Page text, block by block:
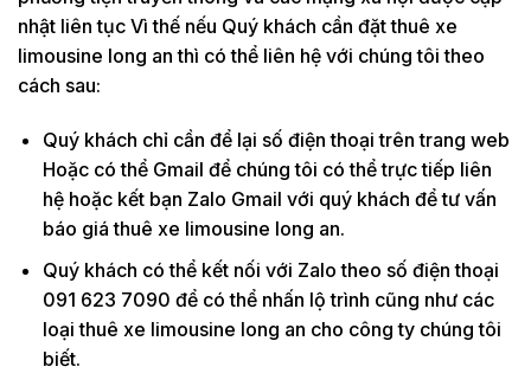
nhật liên tục Vì thế nếu Quý khách cần đặt thuê xe
limousine long an thì có thể liên hệ với chúng tôi theo
cách sau:
Quý khách chỉ cần để lại số điện thoại trên trang web
Hoặc có thể Gmail để chúng tôi có thể trực tiếp liên
hệ hoặc kết bạn Zalo Gmail với quý khách để tư vấn
báo giá thuê xe limousine long an.
Quý khách có thể kết nối với Zalo theo số điện thoại
091 623 7090 để có thể nhấn lộ trình cũng như các
loại thuê xe limousine long an cho công ty chúng tôi
biết.